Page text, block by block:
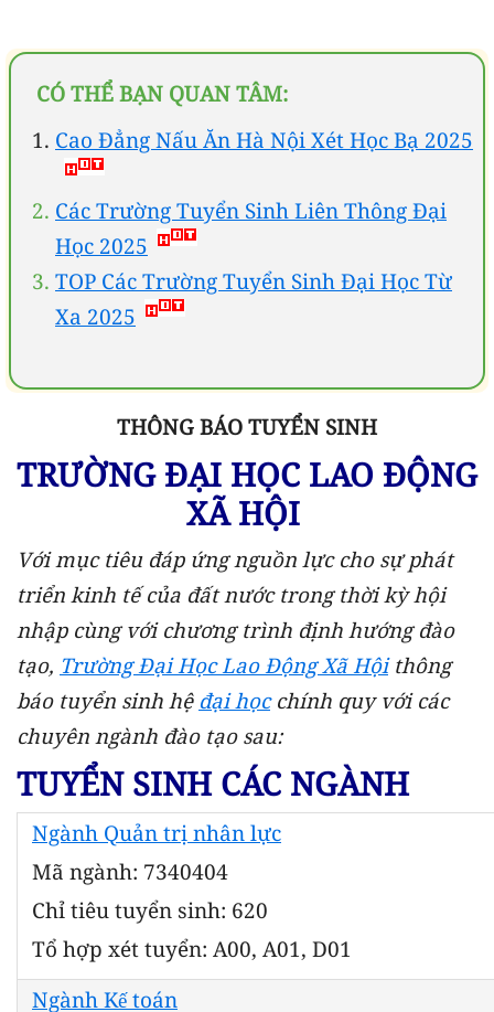
CÓ THỂ BẠN QUAN TÂM:
Cao Đẳng Nấu Ăn Hà Nội Xét Học Bạ 2025
Các Trường Tuyển Sinh Liên Thông Đại
Học 2025
TOP Các Trường Tuyển Sinh Đại Học Từ
Xa 2025
THÔNG BÁO TUYỂN SINH
TRƯỜNG ĐẠI HỌC LAO ĐỘNG
XÃ HỘI
Với mục tiêu đáp ứng nguồn lực cho sự phát
triển kinh tế của đất nước trong thời kỳ hội
nhập cùng với chương trình định hướng đào
tạo, Trường Đại Học Lao Động Xã Hộithông
báo tuyển sinh hệ đại họcchính quy với các
chuyên ngành đào tạo sau:
TUYỂN SINH CÁC NGÀNH
Ngành Quản trị nhân lực
Mã ngành: 7340404
Chỉ tiêu tuyển sinh: 620
Tổ hợp xét tuyển: A00, A01, D01
Ngành Kế toán